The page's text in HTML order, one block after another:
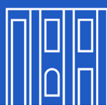
Erakutsi/
Erakutsi/
Erakutsi/